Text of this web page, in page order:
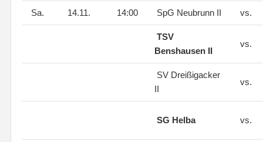
Sa. 14.11. 14:00 SpG Neubrunn II vs.
TSV
Benshausen II
vs.
SV Dreißigacker
II
vs.
SG Helba vs.